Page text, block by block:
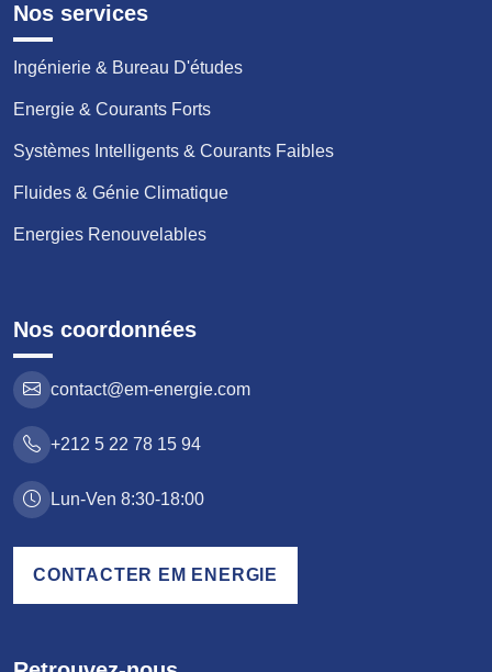
Nos services
Ingénierie & Bureau D'études
Energie & Courants Forts
Systèmes Intelligents & Courants Faibles
Fluides & Génie Climatique
Energies Renouvelables
Nos coordonnées
contact@em-energie.com
+212 5 22 78 15 94
Lun-Ven 8:30-18:00
CONTACTER EM ENERGIE